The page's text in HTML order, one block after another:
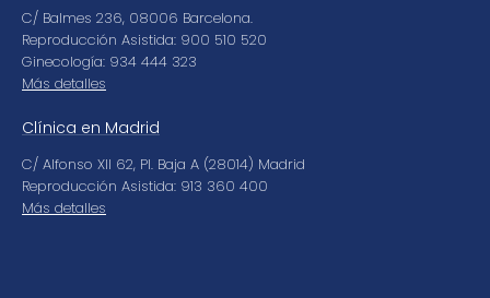
C/ Balmes 236, 08006 Barcelona.
Reproducción Asistida: 900 510 520
Ginecología: 934 444 323
Más detalles
Clínica en Madrid
C/ Alfonso XII 62, Pl. Baja A (28014) Madrid
Reproducción Asistida: 913 360 400
Más detalles